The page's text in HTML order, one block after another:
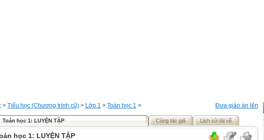
Đưa giáo án lên
> Tiểu học (Chương trình cũ) > Lớp 1 > Toán học 1 >
Toán học 1: LUYỆN TẬP Cùng tác giả Lịch sử tải về
học 1: LUYỆN TẬP